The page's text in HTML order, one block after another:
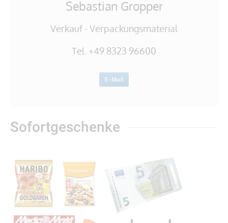
Sofortgeschenke
Sebastian Gropper
Verkauf - Verpackungsmaterial
Tel. +49 8323 96600
E-Mail